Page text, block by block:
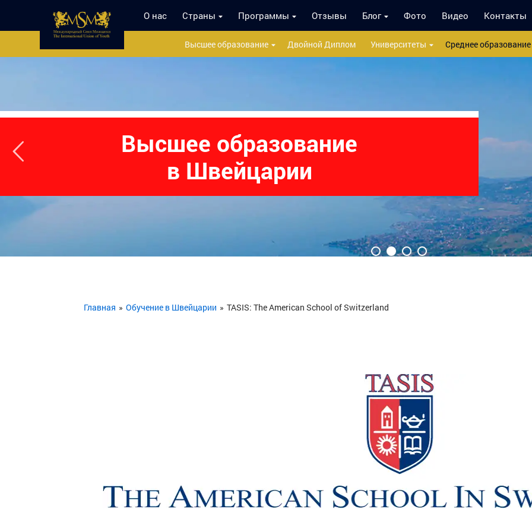
О нас Страны Программы Отзывы Блог Фото Видео Контакты
Высшее образование Двойной Диплом Университеты Среднее образование
Высшее образование
в Швейцарии
Университеты в Швейцарии
Главная » Обучение в Швейцарии » TASIS: The American School of Switzerland